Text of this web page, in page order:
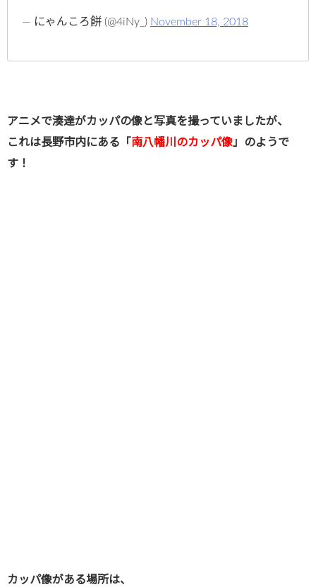
— にゃんころ餅 (@4iNy_) November 18, 2018
アニメで湊達がカッパの像と写真を撮っていましたが、
これは長野市内にある「 南八幡川のカッパ像」のようで
す！
カッパ像がある場所は、